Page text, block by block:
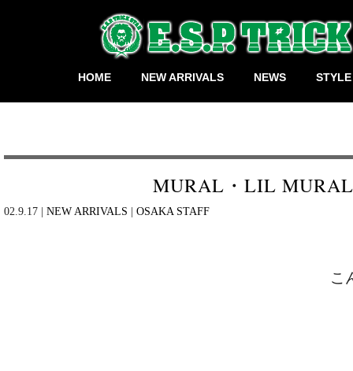
HOME NEW ARRIVALS NEWS STYLE
MURAL・LIL
02.9.17 | NEW ARRIVALS | OSAKA STAFF
こ